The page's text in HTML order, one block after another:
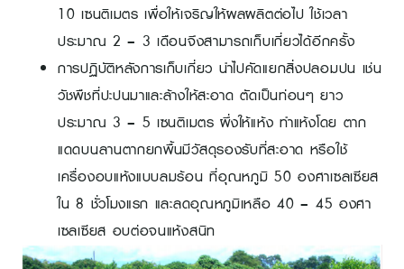
10 เซนติเมตร เพื่อให้เจริญให้ผลผลิตต่อไป ใช้เวลา
ประมาณ 2 – 3 เดือนจึงสามารถเก็บเกี่ยวได้อีกครั้ง
การปฏิบัติหลังการเก็บเกี่ยว นำไปคัดแยกสิ่งปลอมปน เช่น
วัชพืชที่ปะปนมาและล้างให้สะอาด ตัดเป็นท่อนๆ ยาว
ประมาณ 3 – 5 เซนติเมตร ผึ่งให้แห้ง ทำแห้งโดย ตาก
แดดบนลานตากยกพื้นมีวัสดุรองรับที่สะอาด หรือใช้
เครื่องอบแห้งแบบลมร้อน ที่อุณหภูมิ 50 องศาเซลเซียส
ใน 8 ชั่วโมงแรก และลดอุณหภูมิเหลือ 40 – 45 องศา
เซลเซียส อบต่อจนแห้งสนิท